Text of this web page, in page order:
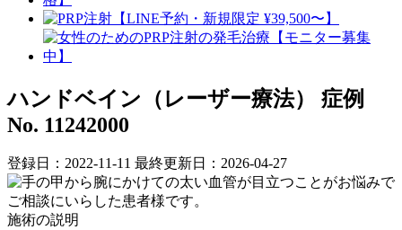
ハンドベイン（レーザー療法）
症例
No. 11242000
登録日：2022-11-11 最終更新日：2026-04-27
施術の説明